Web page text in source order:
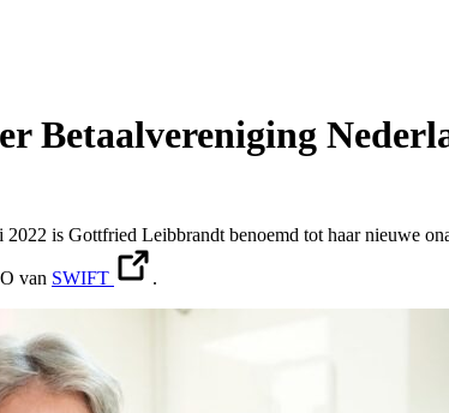
Betaalvereniging
is Gottfried Leibbrandt benoemd tot haar nieuwe
van SWIFT .